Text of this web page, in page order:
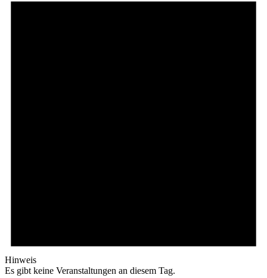
Hinweis
Es gibt keine Veranstaltungen an diesem Tag.